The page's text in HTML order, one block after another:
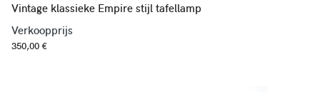
Vintage klassieke Empire stijl tafellamp
Verkoopprijs
350,00 €